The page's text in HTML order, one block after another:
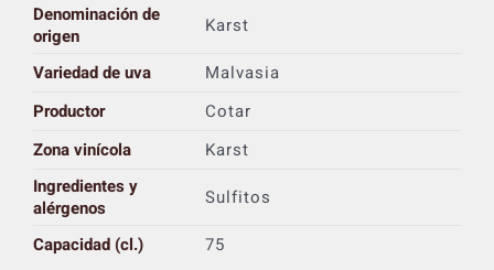
Denominación de
origen
Karst
Variedad de uva
Malvasia
Productor
Cotar
Zona vinícola
Karst
Ingredientes y
alérgenos
Sulfitos
Capacidad (cl.)
75